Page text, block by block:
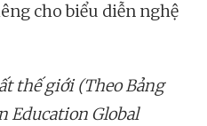
cho biểu diễn nghệ
thế giới (Theo Bảng
Education Global